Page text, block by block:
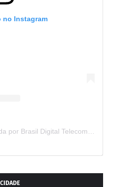
no Instagram